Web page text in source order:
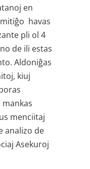
en
havas
pli ol 4
de ili estas
Aldoniĝas
kiuj
menciitaj
analizo de
Asekuroj